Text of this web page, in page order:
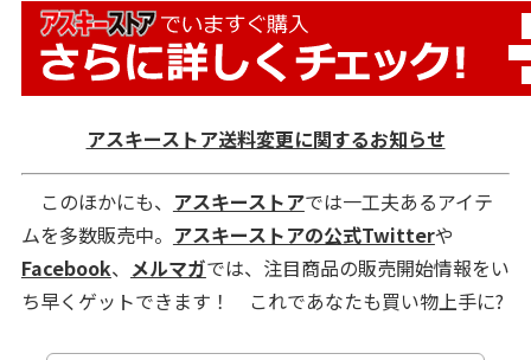
アスキーストア送料変更に関するお知らせ
このほかにも、 アスキーストアでは一工夫あるアイテ
ムを多数販売中。 アスキーストアの公式Twitterや
Facebook、 メルマガでは、注目商品の販売開始情報をい
ち早くゲットできます！ これであなたも買い物上手に?